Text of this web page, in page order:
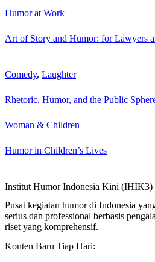
Humor at Work
Art of Story and Humor: for Lawyers
Comedy, Laughter
Rhetoric, Humor, and the Public
Woman & Children
Humor in Children’s Lives
Institut Humor Indonesia Kini (IHIK3)
Pusat kegiatan humor di Indonesia
serius dan professional berbasis
riset yang komprehensif.
Konten Baru Tiap Hari: